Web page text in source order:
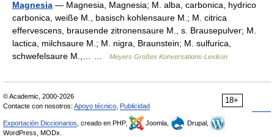
Magnesia — Magnesia, Magnesia; M. alba, carbonica, hydrico
carbonica, weiße M., basisch kohlensaure M.; M. citrica
effervescens, brausende zitronensaure M., s. Brausepulver; M.
lactica, milchsaure M.; M. nigra, Braunstein; M. sulfurica,
schwefelsaure M.,… …
Meyers Großes Konversations-Lexikon
18+
© Academic, 2000-2026
Contacte con nosotros: Apoyo técnico Publicidad
Exportación Diccionarios , creado en PHP, Joomla,
Drupal,
WordPress, MODx.